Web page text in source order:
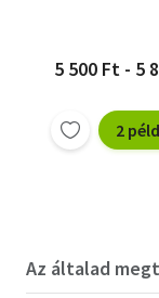
5 500 Ft - 5
2
Az általad